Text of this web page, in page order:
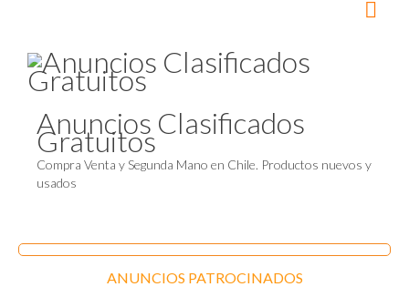
Anuncios Clasificados
Gratuitos
Compra Venta y Segunda Mano en Chile. Productos nuevos y
usados
ANUNCIOS PATROCINADOS